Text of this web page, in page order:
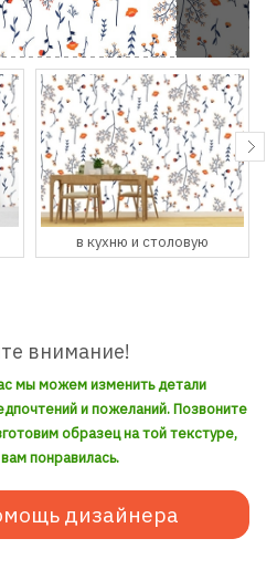
в кухню и столовую
внимание!
мы можем изменить детали
и пожеланий. Позвоните
образец на той текстуре,
понравилась.
дизайнера